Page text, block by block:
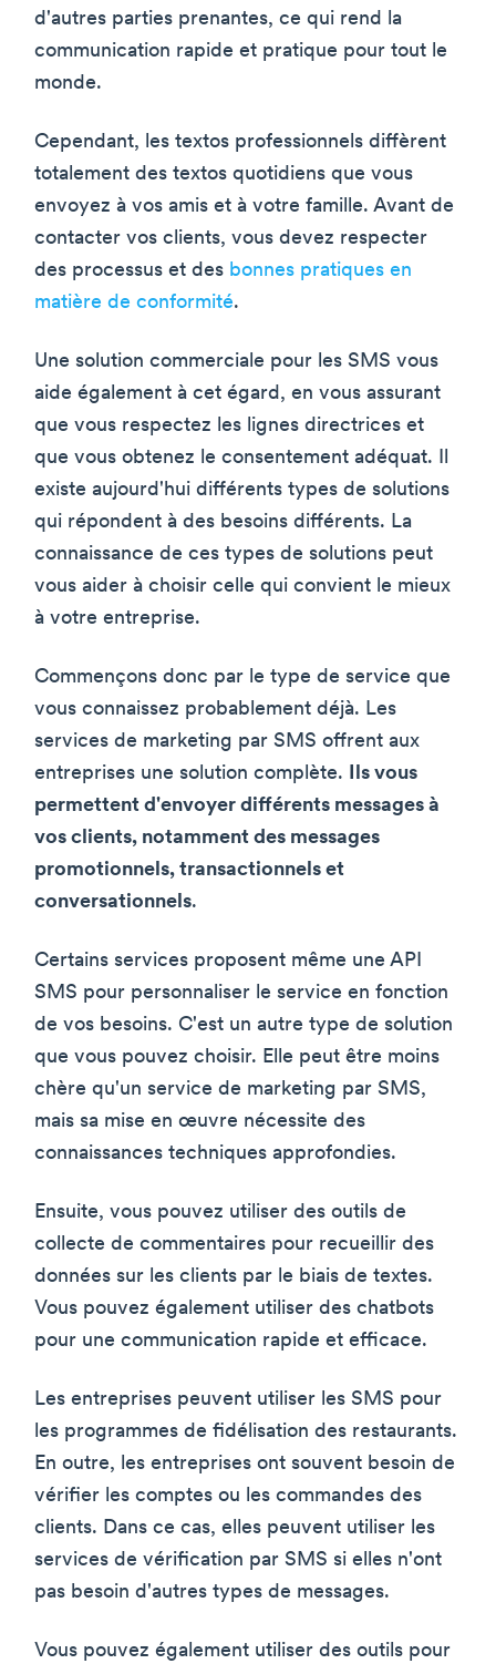
d'autres parties prenantes, ce qui rend la
communication rapide et pratique pour tout le
monde.
Cependant, les textos professionnels diffèrent
totalement des textos quotidiens que vous
envoyez à vos amis et à votre famille. Avant de
contacter vos clients, vous devez respecter
des processus et des bonnes pratiques en
matière de conformité.
Une solution commerciale pour les SMS vous
aide également à cet égard, en vous assurant
que vous respectez les lignes directrices et
que vous obtenez le consentement adéquat. Il
existe aujourd'hui différents types de solutions
qui répondent à des besoins différents. La
connaissance de ces types de solutions peut
vous aider à choisir celle qui convient le mieux
à votre entreprise.
Commençons donc par le type de service que
vous connaissez probablement déjà. Les
services de marketing par SMS offrent aux
entreprises une solution complète. Ils vous
permettent d'envoyer différents messages à
vos clients, notamment des messages
promotionnels, transactionnels et
conversationnels.
Certains services proposent même une API
SMS pour personnaliser le service en fonction
de vos besoins. C'est un autre type de solution
que vous pouvez choisir. Elle peut être moins
chère qu'un service de marketing par SMS,
mais sa mise en œuvre nécessite des
connaissances techniques approfondies.
Ensuite, vous pouvez utiliser des outils de
collecte de commentaires pour recueillir des
données sur les clients par le biais de textes.
Vous pouvez également utiliser des chatbots
pour une communication rapide et efficace.
Les entreprises peuvent utiliser les SMS pour
les programmes de fidélisation des restaurants.
En outre, les entreprises ont souvent besoin de
vérifier les comptes ou les commandes des
clients. Dans ce cas, elles peuvent utiliser les
services de vérification par SMS si elles n'ont
pas besoin d'autres types de messages.
Vous pouvez également utiliser des outils pour